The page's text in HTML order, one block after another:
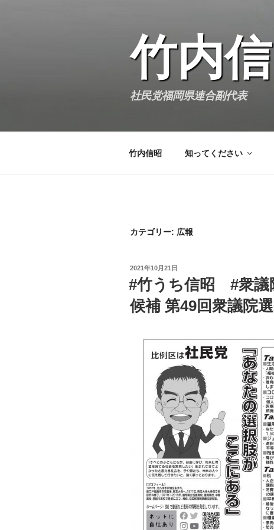
竹内
社民党福岡県連合副代表
竹内信昭 知ってください
カテゴリー: 広報
POSTED
2021年10月21日
#竹うち信昭 #衆議
候補 第49回衆議院